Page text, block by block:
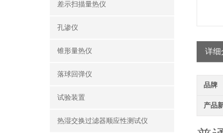
差示扫描量热仪
孔渗仪
锥形量热仪
落球回弹仪
试验装置
热湿交换过滤器顺应性测试仪
详细
品牌
产品